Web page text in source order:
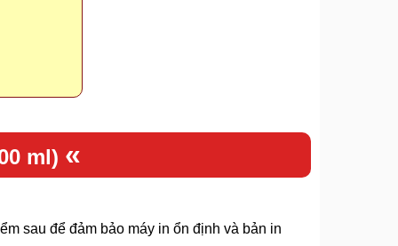
ml) «
sau để đảm bảo máy in ổn định và bản in